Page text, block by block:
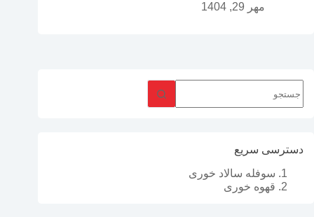
مهر 29, 1404
دسترسی سریع
سوفله سالاد خوری
قهوه خوری